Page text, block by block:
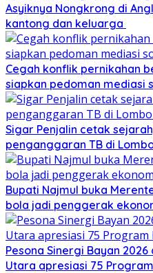
Asyiknya Nongkrong di
kantong dan keluarga
Cegah konflik pernikahan
siapkan pedoman mediasi
Sigar Penjalin cetak
penganggaran TB di
Bupati Najmul buka
bola jadi penggerak
Pesona Sinergi Bayan
Utara apresiasi 75 Program